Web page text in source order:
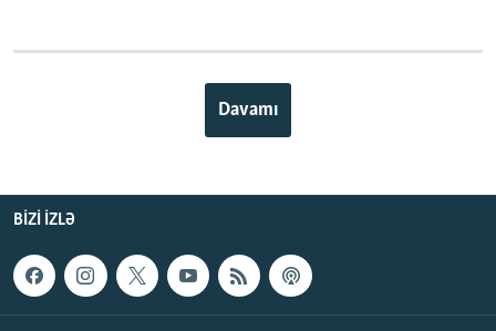
Davamı
BIZI IZLƏ